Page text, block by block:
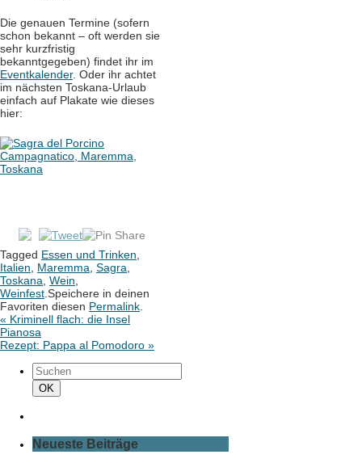
Die genauen Termine (sofern
schon bekannt – oft werden sie
sehr kurzfristig
bekanntgegeben) findet ihr im
Eventkalender. Oder ihr achtet
im nächsten Toskana-Urlaub
einfach auf Plakate wie dieses
hier:
Tagged Essen und Trinken
Italien
Maremma Sagra
Toskana Wein
Weinfest Speichere in deinen
Favoriten diesen Permalink
« Kriminell flach: die Insel
Pianosa
Rezept: Pappa al Pomodoro »
Suchen
nach:
Suchen
OK
Neueste Beiträge